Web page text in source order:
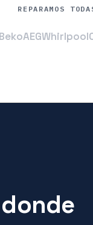
REPARAMOS
AEGWhirlpool